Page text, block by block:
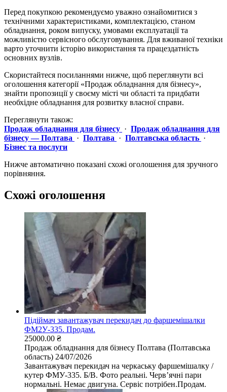
Перед покупкою рекомендуємо уважно ознайомитися з
технічними характеристиками, комплектацією, станом
обладнання, роком випуску, умовами експлуатації та
можливістю сервісного обслуговування. Для вживаної техніки
варто уточнити історію використання та працездатність
основних вузлів.
Скористайтеся посиланнями нижче, щоб переглянути всі
оголошення категорії «Продаж обладнання для бізнесу»,
знайти пропозиції у своєму місті чи області та придбати
необхідне обладнання для розвитку власної справи.
Переглянути також:
Продаж обладнання для бізнесу · Продаж обладнання для
бізнесу — Полтава · Полтава · Полтавська область ·
Бізнес та послуги
Нижче автоматично показані схожі оголошення для зручного
порівняння.
Схожі оголошення
Підіймач завантажувач перекидач до фаршемішалки
ФМ2У-335. Продам.
25000.00 ₴
Продаж обладнання для бізнесу Полтава (Полтавська
область) 24/07/2026
Завантажувач перекидач на черкаську фаршемішалку /
кутер ФМУ-335. Б/В. Фото реальні. Червʼячні пари
нормальні. Немає двигуна. Сервіс потрібен.Продам.